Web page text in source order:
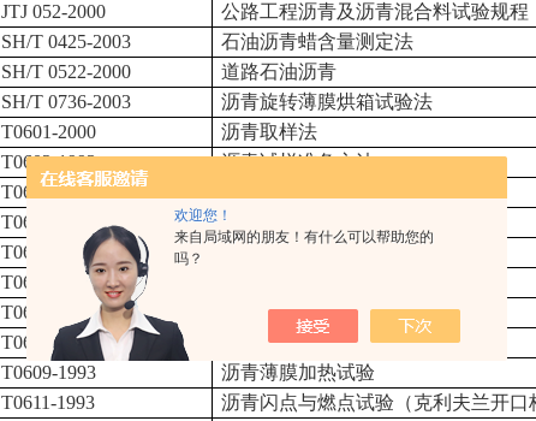
欢迎您！
来自局域网的朋友！有什么可以帮助您的
吗？
JTJ 052-2000
公路工程沥青及沥青混合料试验规程
SH/T 0425-2003
石油沥青蜡含量测定法
SH/T 0522-2000
道路石油沥青
SH/T 0736-2003
沥青旋转薄膜烘箱试验法
T0601-2000
沥青取样法
T0602-1993
沥青试样准备方法
T0603-1993
T0604-2000
沥青针入度试验
T0605-1993
T0606-2000
T0607-1993
沥青溶解度试验
T0608-1993
沥青蒸发损失试验
T0609-1993
沥青薄膜加热试验
T0611-1993
沥青闪点与燃点试验（克利夫兰开口